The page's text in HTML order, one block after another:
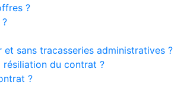
?
sans tracasseries administratives ?
résiliation du contrat ?
?